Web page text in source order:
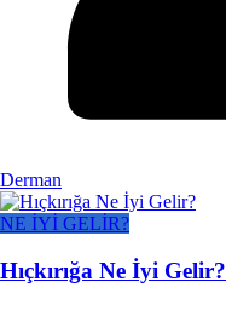
Derman
NE İYİ GELİR?
Hıçkırığa Ne İyi Gelir?